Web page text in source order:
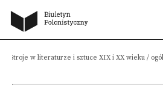
Stroje w literaturze i sztuce XIX i XX wieku /